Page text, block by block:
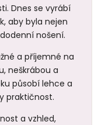
Dnes se vyrábí
aby byla nejen
nošení.
a příjemné na
neškrábou a
působí lehce a
praktičnost.
a vzhled,